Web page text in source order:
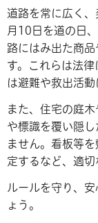
道路を常に広く
月10日を道の日
路にはみ出た商
す。これらは法
は避難や救出活動
また、住宅の庭
や標識を覆い隠
ません。看板等
定するなど、適切
ルールを守り、
ょう。